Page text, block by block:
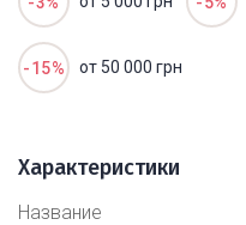
-15% от 50 000 грн
Характеристики
Название